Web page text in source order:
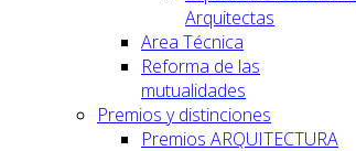
Arquitectas
Area Técnica
Reforma de las
mutualidades
Premios y distinciones
Premios ARQUITECTURA